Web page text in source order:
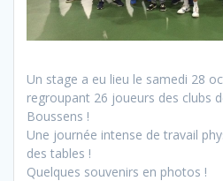
Un stage a eu lieu le samedi 28
regroupant 26 joueurs des clubs
Boussens !
Une journée intense de travail
des tables !
Quelques souvenirs en photos !